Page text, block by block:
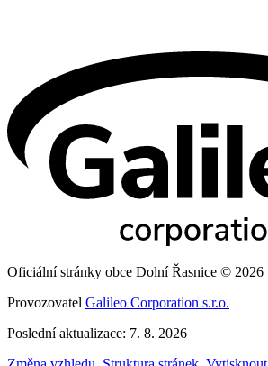
Oficiální stránky obce Dolní Řasnice © 2026
Provozovatel Galileo Corporation s.r.o.
Poslední aktualizace: 7. 8. 2026